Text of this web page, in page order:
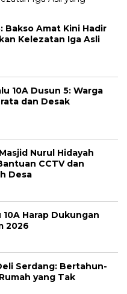
Bakso Amat Kini Hadir
Kelezatan Iga Asli
10A Dusun 5: Warga
dan Desak
Nurul Hidayah
CCTV dan
Desa
Harap Dukungan
2026
Serdang: Bertahun-
yang Tak